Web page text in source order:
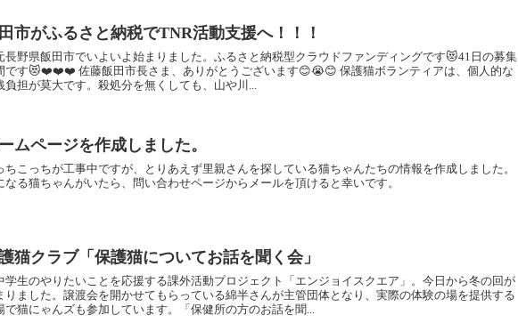
市がふるさと納税でTNR活動支援へ！！！
長野県飯田市でいよいよ始まりました。ふるさと納税型クラウドファンディングです😻41日の募集
です😻❤️❤️❤️ 佐藤飯田市長さま、ありがとうございます😊😭😊 保護猫ボランティアは、個人的な
負担が莫大です。殺処分を無くしても、山や川...
ムページを作成しました。
ちこっちが工事中ですが、とりあえず里親さんを探している猫ちゃんたちの情報を作成しました。
なる猫ちゃんがいたら、問い合わせページからメールを頂けると幸いです。
猫クラブ「保護猫についてお話を聞く会」
学生のやりたいことを応援する課外活動プロジェクト「エンジョイスクエア」。今日から冬の回が
りました。譲渡会を開かせてもらっている綿半さんが主管団体となり、実際の体験の場を提供する
で猫にゃんズも参加しています。「保健所の方のお話を聞...